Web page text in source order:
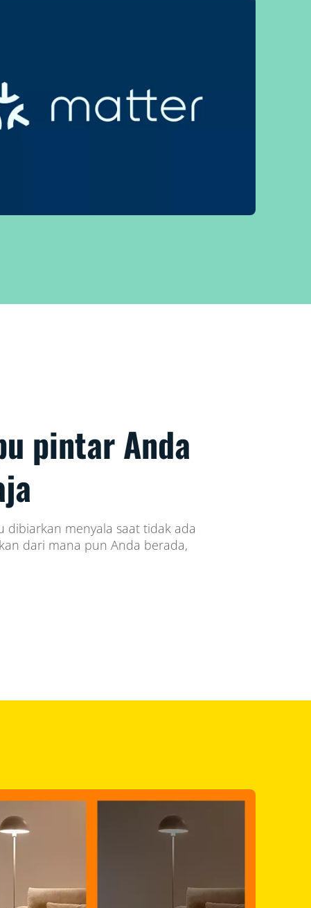
pintar Anda
dibiarkan menyala saat tidak ada
dari mana pun Anda berada,